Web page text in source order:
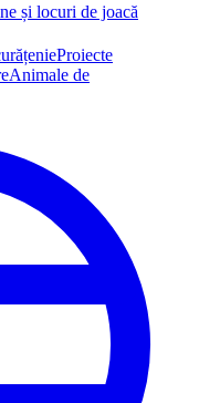
și locuri de joacă
Proiecte
Animale de